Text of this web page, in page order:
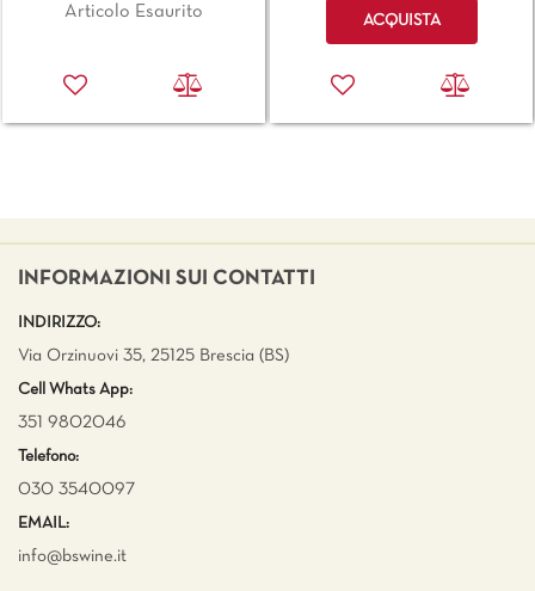
Articolo Esaurito Quantità
ACQUISTA
INFORMAZIONI SUI CONTATTI
INDIRIZZO:
Via Orzinuovi 35, 25125 Brescia (BS)
Cell Whats App:
351 9802046
Telefono:
030 3540097
EMAIL:
info@bswine.it